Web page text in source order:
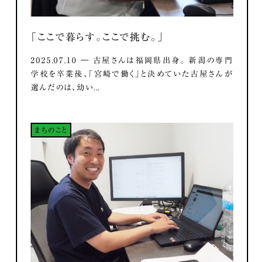
「ここで暮らす。ここで挑む。」
2025.07.10 ― 古屋さんは福岡県出身。 新潟の専門
学校を卒業後、「宮崎で働く」と決めていた古屋さんが
選んだのは、幼い...
まちのこと